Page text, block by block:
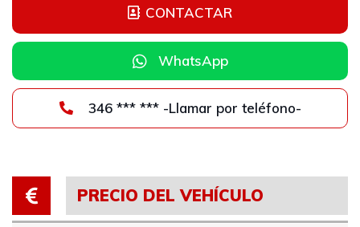
CONTACTAR
WhatsApp
346 *** *** -Llamar por teléfono-
PRECIO DEL VEHÍCULO